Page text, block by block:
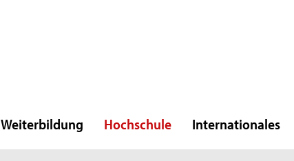
Weiterbildung Hochschule Internationales